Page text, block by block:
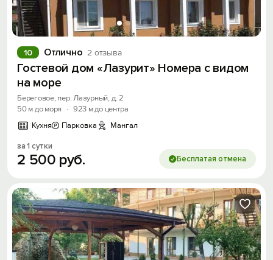
Отлично 2 отзыва
10
Гостевой дом «Лазурит» Номера с видом
на море
Береговое, пер. Лазурный, д. 2
50 м до моря
· 923 м до центра
Кухня
Парковка Мангал
за 1 сутки
2 500 руб. Бесплатая отмена